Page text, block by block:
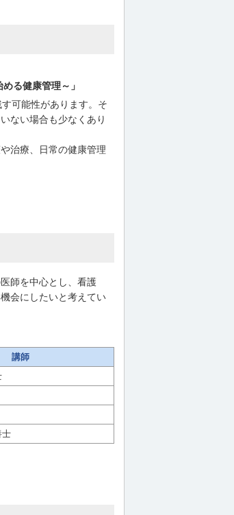
る健康管理～」
可能性があります。そ
ない場合も少なくあり
治療、日常の健康管理
師を中心とし、看護
会にしたいと考えてい
講師